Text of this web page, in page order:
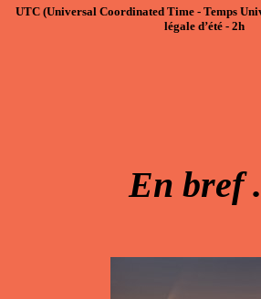
UTC(Universal Coordinated Time - Temps
légale d’été - 2h
En bref